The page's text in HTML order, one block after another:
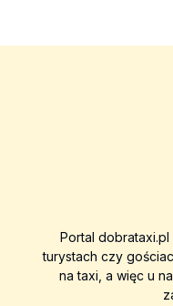
Portal dobrataxi.pl
turystach czy
na taxi, a więc u